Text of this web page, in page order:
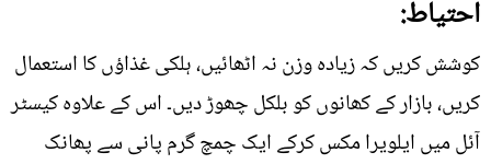
احتیاط:
کوشش کریں کہ زیادہ وزن نہ اٹھائیں، ہلکی غذاؤں کا استعمال
کریں، بازار کے کھانوں کو بلکل چھوڑ دیں۔ اس کے علاوہ کیسٹر
آئل میں ایلویرا مکس کرکے ایک چمچ گرم پانی سے پھانک